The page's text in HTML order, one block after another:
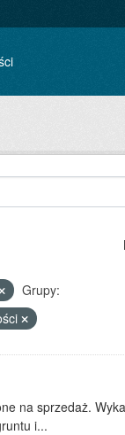
Grupy:
na sprzedaż.
i...